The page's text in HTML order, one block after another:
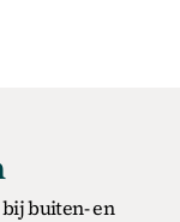
buiten- en